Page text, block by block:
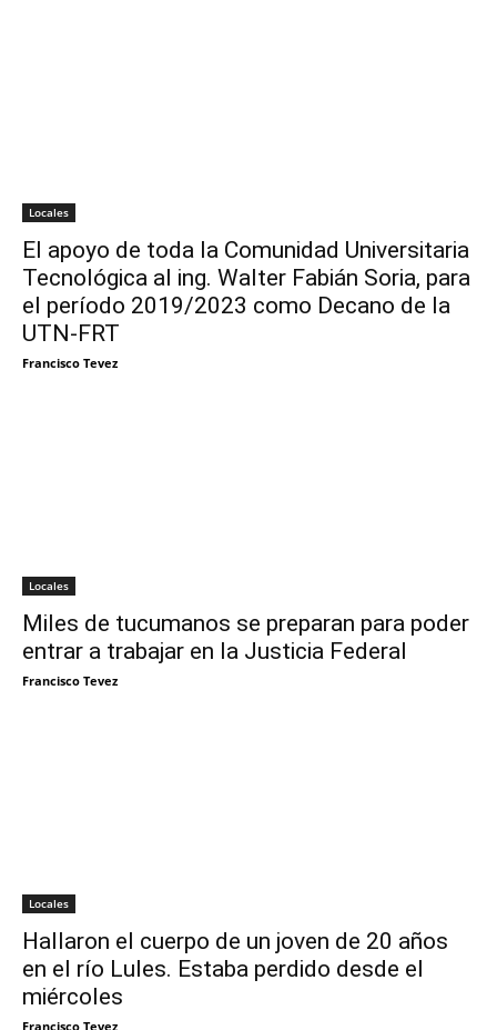
Locales
El apoyo de toda la Comunidad Universitaria
Tecnológica al ing. Walter Fabián Soria, para
el período 2019/2023 como Decano de la
UTN-FRT
Francisco Tevez
Locales
Miles de tucumanos se preparan para poder
entrar a trabajar en la Justicia Federal
Francisco Tevez
Locales
Hallaron el cuerpo de un joven de 20 años
en el río Lules. Estaba perdido desde el
miércoles
Francisco Tevez